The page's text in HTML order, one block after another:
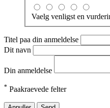
Vaelg venligst en
Titel paa din anmeldelse
Dit navn
Din anmeldelse
* Paakraevede felter